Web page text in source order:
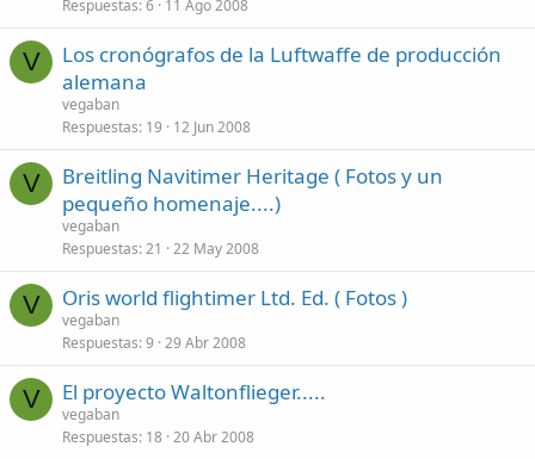
Respuestas 6 11 Ago 2008
V
Los cronógrafos de la Luftwaffe de producción
alemana
vegaban
Respuestas 19 12 Jun 2008
V
Breitling Navitimer Heritage ( Fotos y un
pequeño homenaje....)
vegaban
Respuestas 21 22 May 2008
V Oris world flightimer Ltd. Ed. ( Fotos )
vegaban
Respuestas 9 29 Abr 2008
V El proyecto Waltonflieger.....
vegaban
Respuestas 18 20 Abr 2008